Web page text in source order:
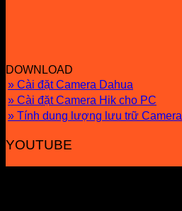
DOWNLOAD
» Cài đặt Camera Dahua
» Cài đặt Camera Hik cho PC
» Tính dung lượng lưu trữ Camera
YOUTUBE